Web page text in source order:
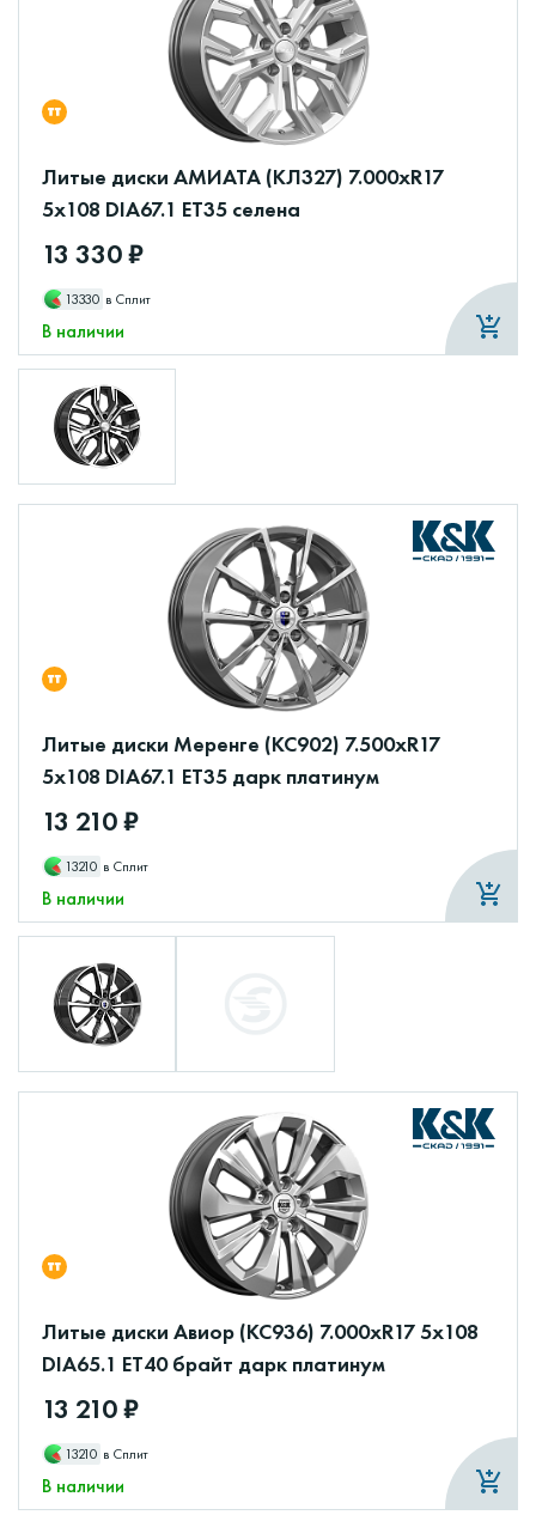
Литые диски АМИАТА (КЛ327) 7.000xR17
5x108 DIA67.1 ET35 селена
13 330 ₽
13330 в Сплит
В наличии
Литые диски Меренге (КС902) 7.500xR17
5x108 DIA67.1 ET35 дарк платинум
13 210 ₽
13210 в Сплит
В наличии
Литые диски Авиор (КС936) 7.000xR17 5x108
DIA65.1 ET40 брайт дарк платинум
13 210 ₽
13210 в Сплит
В наличии